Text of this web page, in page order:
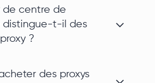
de centre de
distingue-t-il des
?
des proxys